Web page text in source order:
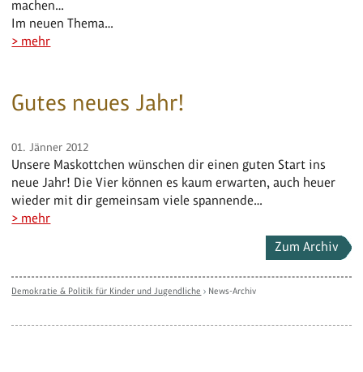
machen…
Im neuen Thema…
> mehr
Gutes neues Jahr!
01. Jänner 2012
Unsere Maskottchen wünschen dir einen guten Start ins
neue Jahr! Die Vier können es kaum erwarten, auch heuer
wieder mit dir gemeinsam viele spannende…
> mehr
Zum Archiv
Demokratie & Politik für Kinder und Jugendliche › News-Archiv